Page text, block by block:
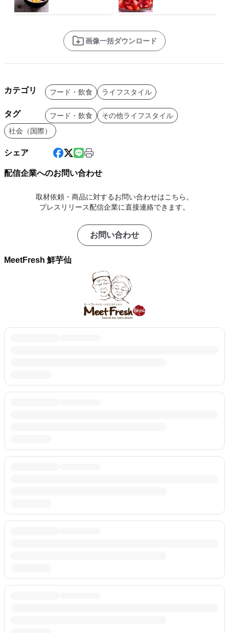
画像一括ダウンロード
カテゴリ フード・飲食 ライフスタイル
タグ フード・飲食
その他ライフスタイル
社会（国際）
シェア
配信企業へのお問い合わせ
取材依頼・商品に対するお問い合わせはこちら。
プレスリリース配信企業に直接連絡できます。
お問い合わせ
MeetFresh 鮮芋仙